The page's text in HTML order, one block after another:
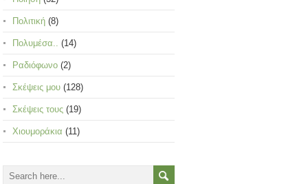
Πολιτική (8)
Πολυμέσα.. (14)
Ραδιόφωνο (2)
Σκέψεις μου (128)
Σκέψεις τους (19)
Χιουμοράκια (11)